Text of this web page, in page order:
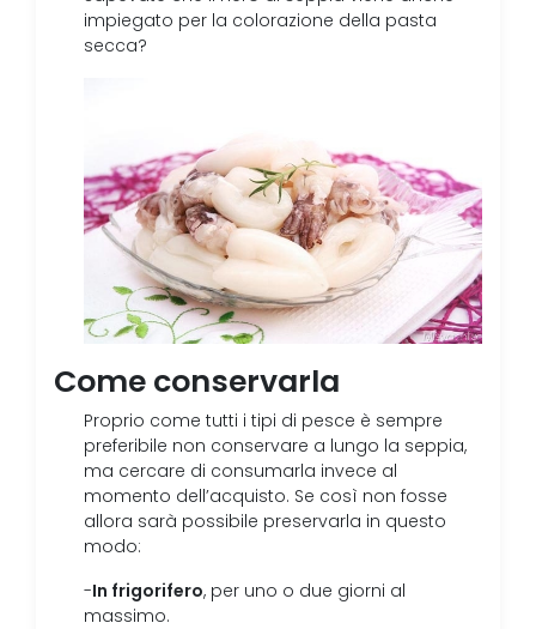
impiegato per la colorazione della pasta
secca?
Come conservarla
Proprio come tutti i tipi di pesce è sempre
preferibile non conservare a lungo la seppia,
ma cercare di consumarla invece al
momento dell’acquisto. Se così non fosse
allora sarà possibile preservarla in questo
modo:
-In frigorifero, per uno o due giorni al
massimo.